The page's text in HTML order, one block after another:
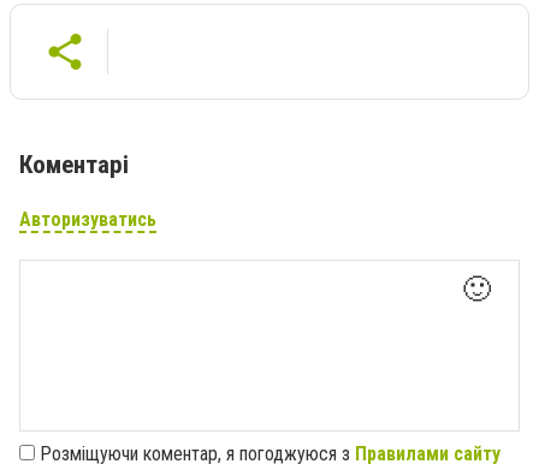
Коментарі
Авторизуватись
🙂
Розміщуючи коментар, я погоджуюся з Правилами сайту